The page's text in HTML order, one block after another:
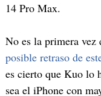
14 Pro Max.
No es la primera vez
posible retraso de
es cierto que Kuo lo
sea el iPhone con